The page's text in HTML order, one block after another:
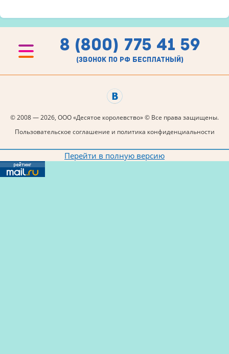
8 (800) 775 41 59
(звонок по рф бесплатный)
© 2008 — 2026, ООО «Десятое королевство» © Все права защищены.
Пользовательское соглашение и политика конфиденциальности
Перейти в полную версию